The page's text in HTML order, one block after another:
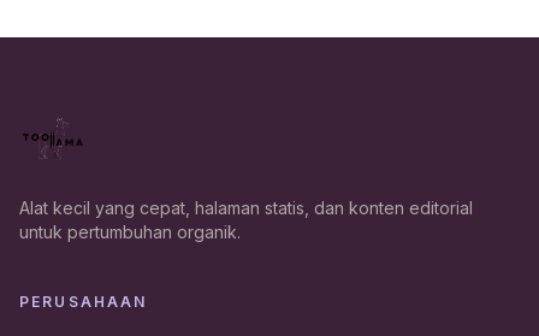
Alat kecil yang cepat, halaman statis, dan konten editorial
untuk pertumbuhan organik.
PERUSAHAAN